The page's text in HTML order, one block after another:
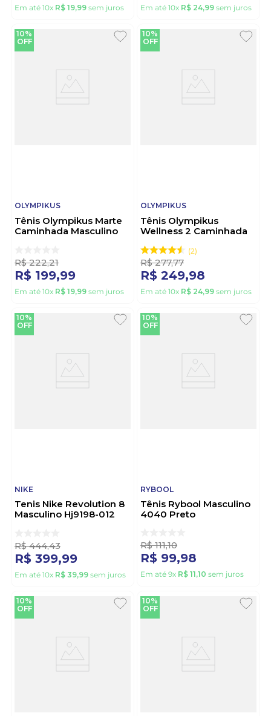
Em até 10x R$ 19,99 sem juros Em até 10x R$ 24,99 sem juros
10%
OFF
OLYMPIKUS
Tênis Olympikus Marte
Caminhada Masculino
R$ 222,21
R$ 199,99
Em até 10x R$ 19,99 sem juros
10%
OFF
OLYMPIKUS
Tênis Olympikus
Wellness 2 Caminhada
2
R$ 277,77
R$ 249,98
Em até 10x R$ 24,99 sem juros
10%
OFF
NIKE
Tenis Nike Revolution 8
Masculino Hj9198-012
R$ 444,43
R$ 399,99
Em até 10x R$ 39,99 sem juros
10%
OFF
RYBOOL
Tênis Rybool Masculino
4040 Preto
R$ 111,10
R$ 99,98
Em até 9x R$ 11,10 sem juros
10%
OFF
10%
OFF